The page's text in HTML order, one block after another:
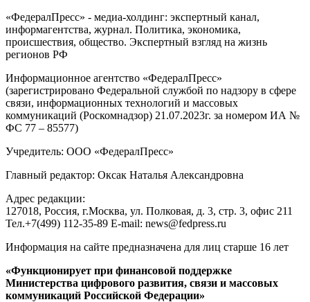
«ФедералПресс» - медиа-холдинг: экспертный канал,
информагентства, журнал. Политика, экономика,
происшествия, общество. Экспертный взгляд на жизнь
регионов РФ
Информационное агентство «ФедералПресс»
(зарегистрировано Федеральной службой по надзору в сфере
связи, информационных технологий и массовых
коммуникаций (Роскомнадзор) 21.07.2023г. за номером ИА №
ФС 77 – 85577)
Учредитель: ООО «ФедералПресс»
Главный редактор: Оксак Наталья Александровна
Адрес редакции:
127018, Россия, г.Москва, ул. Полковая, д. 3, стр. 3, офис 211
Тел.+7(499) 112-35-89 E-mail: news@fedpress.ru
Информация на сайте предназначена для лиц старше 16 лет
«Функционирует при финансовой поддержке
Министерства цифрового развития, связи и массовых
коммуникаций Российской Федерации»